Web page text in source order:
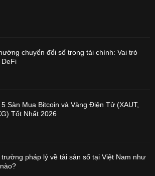
chuyển đổi số trong tài chính: Vai trò
DeFi
5 Sàn Mua Bitcoin và Vàng Điện Tử (XAUT,
Tốt Nhất 2026
trường pháp lý về tài sản số tại Việt Nam như